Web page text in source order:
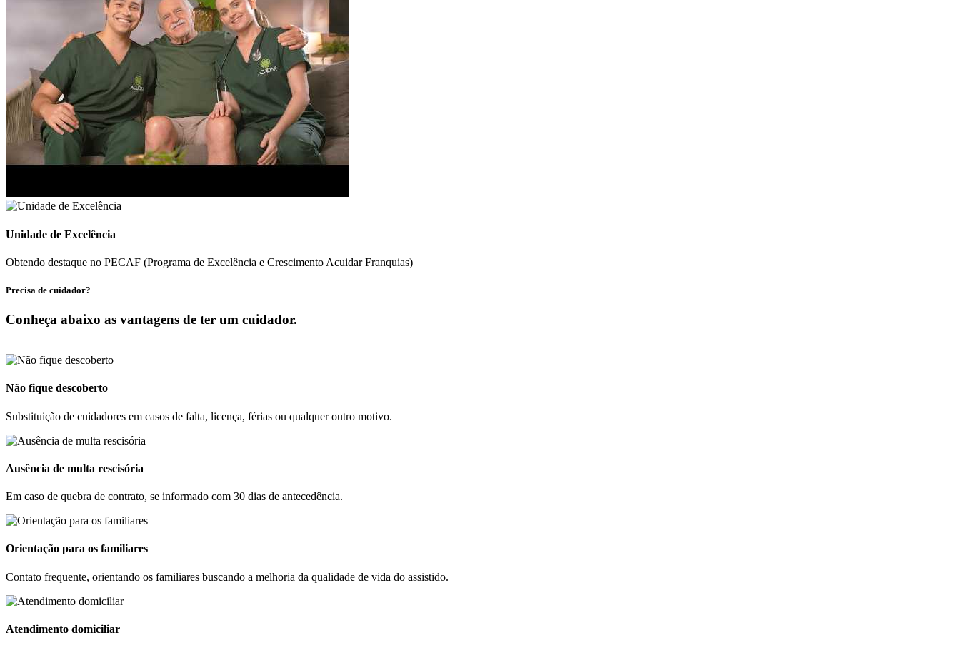
Unidade de Excelência
Obtendo destaque no PECAF (Programa de Excelência e Crescimento Acuidar Franquias)
Precisa de cuidador?
Conheça abaixo as vantagens de ter um cuidador.
Não fique descoberto
Substituição de cuidadores em casos de falta, licença, férias ou qualquer outro motivo.
Ausência de multa rescisória
Em caso de quebra de contrato, se informado com 30 dias de antecedência.
Orientação para os familiares
Contato frequente, orientando os familiares buscando a melhoria da qualidade de vida do assistido.
Atendimento domiciliar